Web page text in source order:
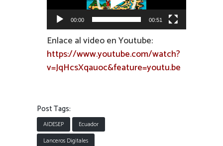
00:00 00:51
Enlace al video en Youtube:
https://www.youtube.com/watch?
v=JqHcsXqauoc&feature=youtu.be
Post Tags:
AIDESEP
Ecuador
Lanceros Digitales